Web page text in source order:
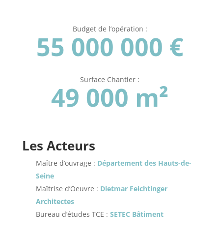
Budget de l’opération :
55 000 000 €
Surface Chantier :
49 000 m²
Les Acteurs
Maître d’ouvrage : Département des Hauts-de-
Seine
Maîtrise d’Oeuvre : Dietmar Feichtinger
Architectes
Bureau d’études TCE : SETEC Bâtiment